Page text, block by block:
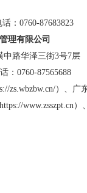
0760-87683823
理有限公司
中路华泽三街3号7层
：0760-87565688
zs.wbzbw.cn/）、广
https://www.zsszpt.cn）